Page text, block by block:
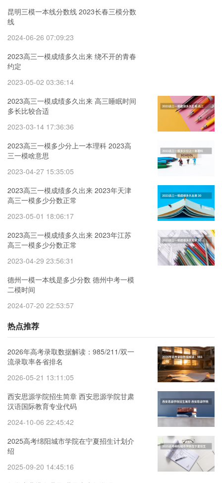
昆明三模一本线分数线 2023长春三模分数
线
2024-06-26 07:09:23
2023高三一模成绩多久出来 绕不开的青春
约定
2023-05-02 03:36:14
2023高三一模成绩多久出来 高三睡眠时间
多长比较合适
2023-03-14 17:36:36
2023高三一模多少分上一本理科 2023高
三一模啥意思
2023-04-27 15:35:05
2023高三一模成绩多久出来 2023年天津
高三一模多少分数正常
2023-05-01 18:06:17
2023高三一模成绩多久出来 2023年江苏
高三一模多少分数正常
2023-04-29 23:56:31
德州一模一本线是多少分数 德州中考一模
二模时间
2024-07-20 22:53:57
热点推荐
2026年高考录取数据解读：985/211/双一
流录取率各省排名
2026-05-21 13:11:05
西安思源学院招生简章 西安思源学院甘肃
汉语国际教育专业代码
2024-10-06 22:45:42
2025高考绵阳城市学院在宁夏招生计划介
绍
2025-09-20 14:45:16